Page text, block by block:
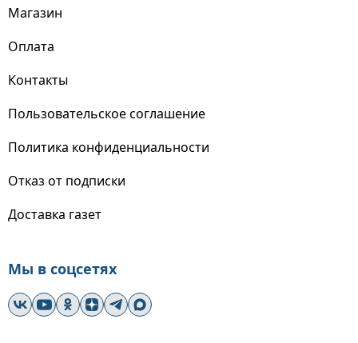
Магазин
Оплата
Контакты
Пользовательское соглашение
Политика конфиденциальности
Отказ от подписки
Доставка газет
Мы в соцсетях